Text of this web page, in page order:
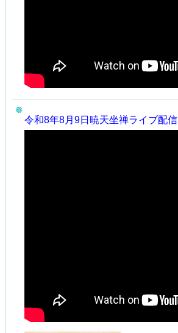
令和8年8月9日暁天坐禅ライブ配信